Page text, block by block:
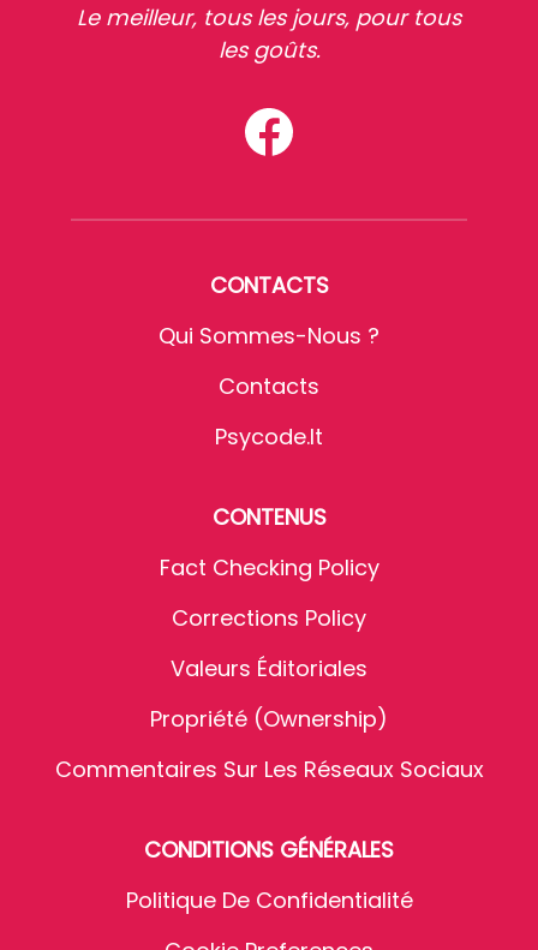
Le meilleur, tous les jours, pour tous
les goûts.
CONTACTS
Qui Sommes-Nous ?
Contacts
Psycode.it
CONTENUS
Fact Checking Policy
Corrections Policy
Valeurs Éditoriales
Propriété (Ownership)
Commentaires Sur Les Réseaux Sociaux
CONDITIONS GÉNÉRALES
Politique De Confidentialité